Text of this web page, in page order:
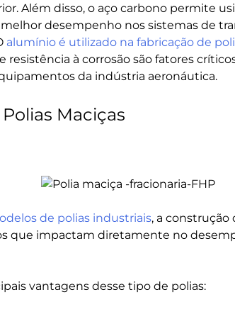
Além disso, o aço carbono permite
desempenho nos sistemas de
alumínio é utilizado na fabricação de
resistência à corrosão são fatores
da indústria aeronáutica.
Maciças
de polias industriais, a construção
que impactam diretamente no
vantagens desse tipo de polias: